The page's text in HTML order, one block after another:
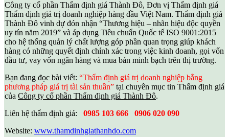
Công ty cổ phần Thẩm định giá Thành Đô, Đơn vị Thẩm định giá
Thẩm định giá trị doanh nghiệp hàng đầu Việt Nam. Thẩm định giá
Thành Đô vinh dự đón nhận “Thương hiệu – nhãn hiệu độc quyền
uy tín năm 2019” và áp dụng Tiêu chuẩn Quốc tế ISO 9001:2015
cho hệ thống quản lý chất lượng góp phần quan trọng giúp khách
hàng có những quyết định chính xác trong việc kinh doanh, gọi vốn
đầu tư, vay vốn ngân hàng và mua bán minh bạch trên thị trường.
Bạn đang đọc bài viết: “Thẩm định giá trị doanh nghiệp bằng
phương pháp giá trị tài sản thuần” tại chuyên mục tin Thẩm định giá
của Công ty cổ phần Thẩm định giá Thành Đô.
Liên hệ thẩm định giá:
0985 103 666
0906 020 090
Website: www.thamdinhgiathanhdo.com